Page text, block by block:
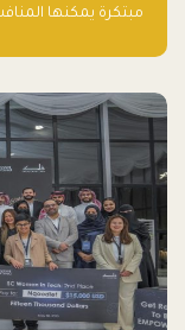
مبتكرة يمكنها